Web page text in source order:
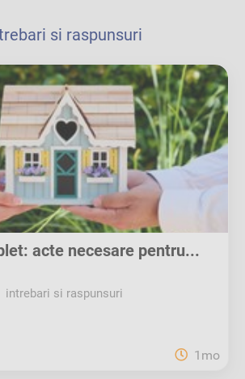
si raspunsuri
acte necesare pentru...
intrebari si raspunsuri
1mo